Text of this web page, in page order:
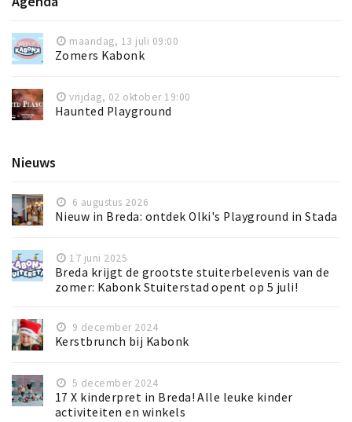
maandag, 13 juli 09:00
Zomers Kabonk
vrijdag, 02 oktober 19:00
Haunted Playground
Nieuws
6 augustus 2026
Nieuw in Breda: ontdek Olki's Playground in Stada
17 juni 2025
Breda krijgt de grootste stuiterbelevenis van de
zomer: Kabonk Stuiterstad opent op 5 juli!
9 december 2024
Kerstbrunch bij Kabonk
5 december 2024
17 X kinderpret in Breda! Alle leuke kinder
activiteiten en winkels